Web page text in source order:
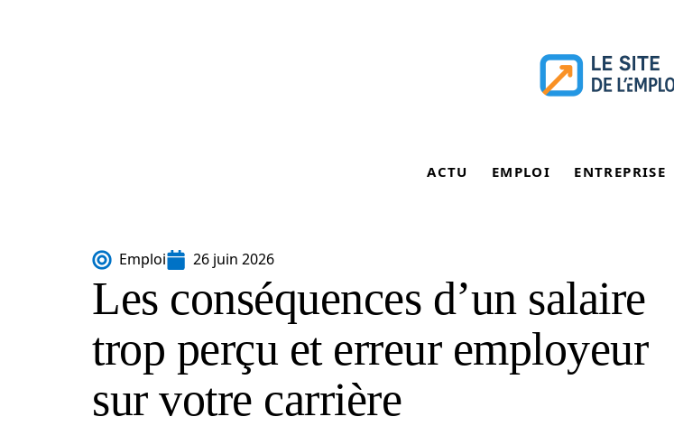
ACTU EMPLOI ENTREPRISE
Emploi 26 juin 2026
Les conséquences d’un salaire
trop perçu et erreur employeur
sur votre carrière